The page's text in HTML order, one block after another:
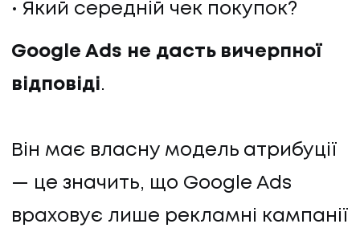
Який середній чек покупок?
Google Ads не дасть вичерпної
відповіді.
Він має власну модель атрибуції
— це значить, що Google Ads
враховує лише рекламні кампанії